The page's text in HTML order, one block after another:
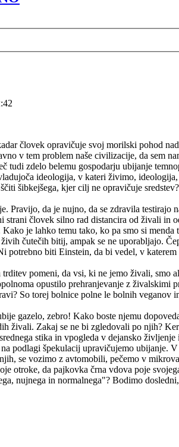
človek opravičuje svoj morilski pohod
v tem problem naše civilizacije, da sem
tudi zdelo belemu gospodarju ubijanje
ideologija, v kateri živimo,
šibkejšega, kjer cilj ne opravičuje
Pravijo, da je nujno, da se zdravila
strani človek silno rad distancira od živali
je lahko temu tako, ko pa smo si
čutečih bitij, ampak se ne uporabljajo.
potrebno biti Einstein, da bi vedel, v
pomeni, da vsi, ki ne jemo živali, smo
opustilo prehranjevanje z
So torej bolnice polne le bolnih veganov
gazelo, zebro! Kako boste njemu
živali. Zakaj se ne bi zgledovali po njih?
stika in vpogleda v dejansko
podlagi špekulacij upravičujemo ubijanje.
se vozimo z avtomobili, pečemo v
otroke, da pajkovka črna vdova poje
nujnega in normalnega"? Bodimo